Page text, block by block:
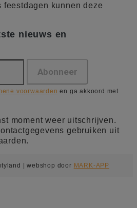
feestdagen kunnen deze
nieuws en
voorwaarden en ga akkoord met
moment weer uitschrijven.
gebruiken uit
| webshop door MARK-APP